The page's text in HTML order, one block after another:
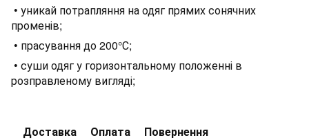
• уникай потрапляння на одяг прямих сонячних
променів;
• прасування до 200°С;
• суши одяг у горизонтальному положенні в
розправленому вигляді;
Доставка Оплата Повернення